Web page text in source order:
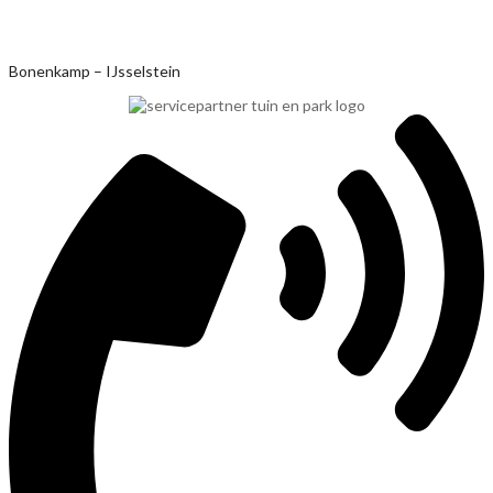
Ga
Bonenkamp – IJsselstein